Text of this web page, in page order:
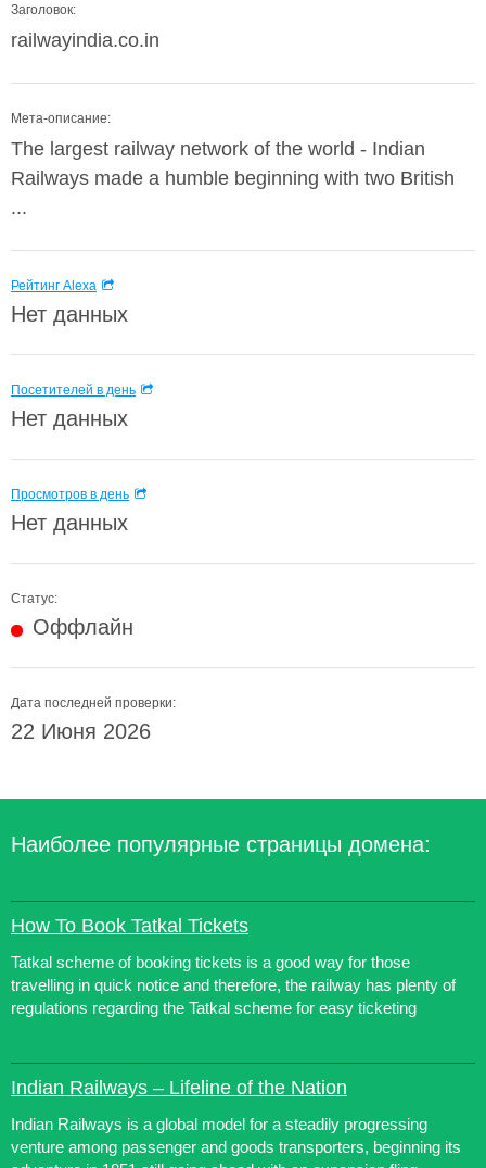
Заголовок:
railwayindia.co.in
Мета-описание:
The largest railway network of the world - Indian
Railways made a humble beginning with two British
...
Рейтинг Alexa
Нет данных
Посетителей в день
Нет данных
Просмотров в день
Нет данных
Статус:
Оффлайн
Дата последней проверки:
22 Июня 2026
Наиболее популярные страницы домена:
How To Book Tatkal Tickets
Tatkal scheme of booking tickets is a good way for those
travelling in quick notice and therefore, the railway has plenty of
regulations regarding the Tatkal scheme for easy ticketing
Indian Railways – Lifeline of the Nation
Indian Railways is a global model for a steadily progressing
venture among passenger and goods transporters, beginning its